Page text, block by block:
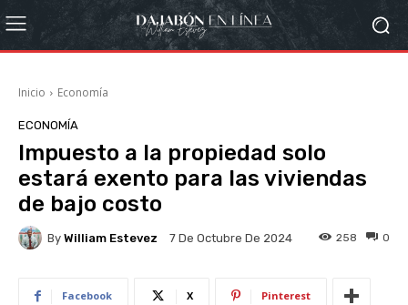
Inicio Economía
ECONOMÍA
Impuesto a la propiedad solo
estará exento para las viviendas
de bajo costo
By William Estevez 7 De Octubre De 2024 0
258
Facebook X Pinterest